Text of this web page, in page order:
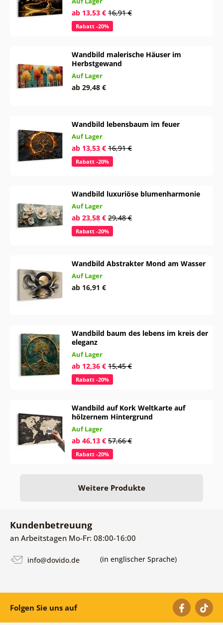
ab 13,53 € 16,91 €
Rabatt -20%
Wandbild malerische Häuser im
Herbstgewand
Auf Lager
ab 29,48 €
Wandbild lebensbaum im feuer
Auf Lager
ab 13,53 € 16,91 €
Rabatt -20%
Wandbild luxuriöse blumenharmonie
Auf Lager
ab 23,58 € 29,48 €
Rabatt -20%
Wandbild Abstrakter Mond am Wasser
Auf Lager
ab 16,91 €
Wandbild baum des lebens im kreis der
eleganz
Auf Lager
ab 12,36 € 15,45 €
Rabatt -20%
Wandbild auf Kork Weltkarte auf
hölzernem Hintergrund
Auf Lager
ab 46,13 € 57,66 €
Rabatt -20%
Weitere Produkte
Kundenbetreuung
an Arbeitstagen Mo-Fr: 08:00-16:00
info@dovido.de (in englischer Sprache)
Folgen Sie uns auf